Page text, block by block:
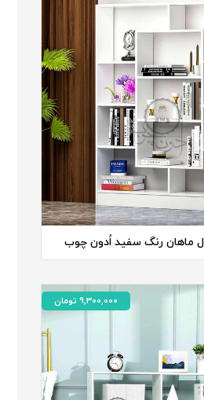
ماهان رنگ سفید اُدون چوب
9,300,000 تومان